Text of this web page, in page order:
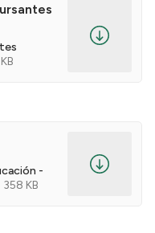
-
358 KB